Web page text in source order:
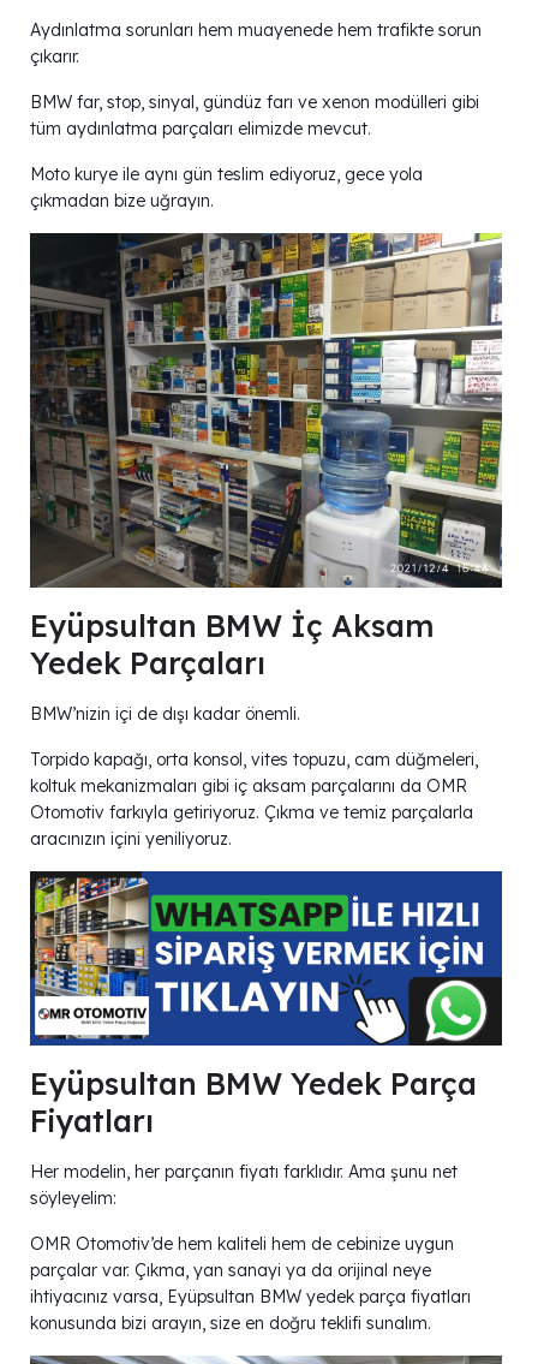
Aydınlatma sorunları hem muayenede hem trafikte sorun
çıkarır.
BMW far, stop, sinyal, gündüz farı ve xenon modülleri gibi
tüm aydınlatma parçaları elimizde mevcut.
Moto kurye ile aynı gün teslim ediyoruz, gece yola
çıkmadan bize uğrayın.
Eyüpsultan BMW İç Aksam
Yedek Parçaları
BMW’nizin içi de dışı kadar önemli.
Torpido kapağı, orta konsol, vites topuzu, cam düğmeleri,
koltuk mekanizmaları gibi iç aksam parçalarını da OMR
Otomotiv farkıyla getiriyoruz. Çıkma ve temiz parçalarla
aracınızın içini yeniliyoruz.
Eyüpsultan BMW Yedek Parça
Fiyatları
Her modelin, her parçanın fiyatı farklıdır. Ama şunu net
söyleyelim:
OMR Otomotiv’de hem kaliteli hem de cebinize uygun
parçalar var. Çıkma, yan sanayi ya da orijinal neye
ihtiyacınız varsa, Eyüpsultan BMW yedek parça fiyatları
konusunda bizi arayın, size en doğru teklifi sunalım.